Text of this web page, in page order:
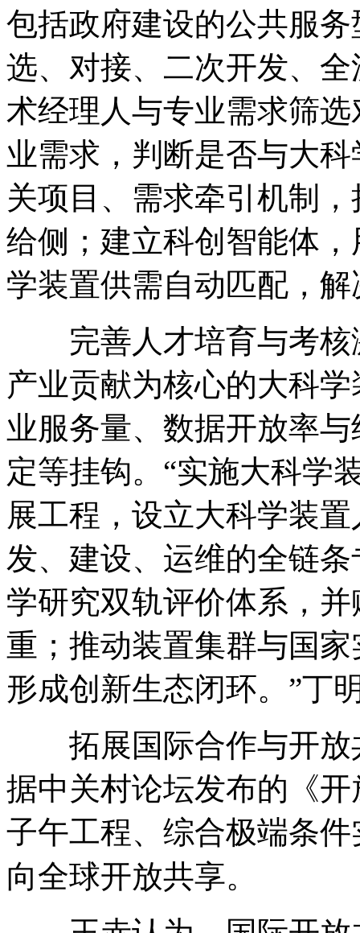
包括政府建设的公共服
选、对接、二次开发、
术经理人与专业需求筛
业需求，判断是否与大
关项目、需求牵引机制
给侧；建立科创智能体
学装置供需自动匹配，
完善人才培育与考
产业贡献为核心的大科
业服务量、数据开放率
定等挂钩。 “实施大科学
展工程，设立大科学装
发、建设、运维的全链
学研究双轨评价体系，
重；推动装置集群与国
形成创新生态闭环。”丁
拓展国际合作与开
据中关村论坛发布的《
子午工程、综合极端条
向全球开放共享。